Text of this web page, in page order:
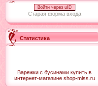
Войти через uID
Старая форма входа
Статистика
Варежки с бусинами купить в
интернет-магазине shop-miss.ru